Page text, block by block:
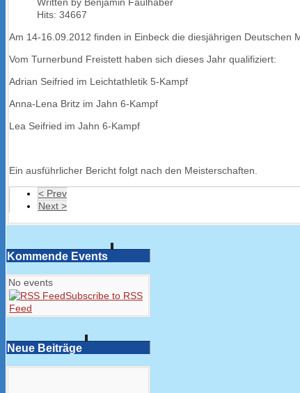
Hits: 34667
Am 14-16.09.2012 finden in Einbeck die diesjährigen Deutschen
Vom Turnerbund Freistett haben sich dieses Jahr qualifiziert:
Adrian Seifried im Leichtathletik 5-Kampf
Anna-Lena Britz im Jahn 6-Kampf
Lea Seifried im Jahn 6-Kampf
Ein ausführlicher Bericht folgt nach den Meisterschaften.
< Prev
Next >
Kommende Events
No events
Subscribe to RSS
Feed
Neue Beiträge